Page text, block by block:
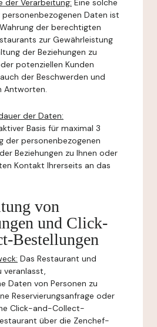
der Verarbeitung: Eine solche
personenbezogenen Daten ist
der berechtigten
zur Gewährleistung
der Beziehungen zu
potenziellen Kunden
der Beschwerden und
Antworten.
der Daten:
Basis für maximal 3
der personenbezogenen
Beziehungen zu Ihnen oder
Kontakt Ihrerseits an das
von
und Click-
Bestellungen
Das Restaurant und
veranlasst,
Daten von Personen zu
Reservierungsanfrage oder
Click-and-Collect-
über die Zenchef-